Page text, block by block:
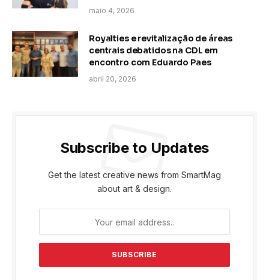
maio 4, 2026
Royalties e revitalização de áreas
centrais debatidos na CDL em
encontro com Eduardo Paes
abril 20, 2026
Subscribe to Updates
Get the latest creative news from SmartMag
about art & design.